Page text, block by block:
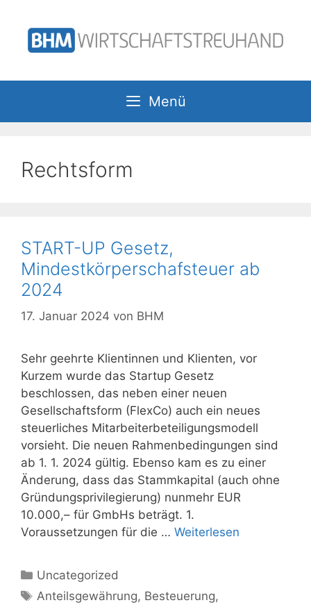
Inhalt
springen
Menü
Rechtsform
START-UP Gesetz,
Mindestkörperschafsteuer ab
2024
17. Januar 2024 von BHM
Sehr geehrte Klientinnen und Klienten, vor
Kurzem wurde das Startup Gesetz
beschlossen, das neben einer neuen
Gesellschaftsform (FlexCo) auch ein neues
steuerliches Mitarbeiterbeteiligungsmodell
vorsieht. Die neuen Rahmenbedingungen sind
ab 1. 1. 2024 gültig. Ebenso kam es zu einer
Änderung, dass das Stammkapital (auch ohne
Gründungsprivilegierung) nunmehr EUR
10.000,– für GmbHs beträgt. 1.
Voraussetzungen für die … Weiterlesen
Kategorien
Uncategorized
Schlagwörter
Anteilsgewährung, Besteuerung,